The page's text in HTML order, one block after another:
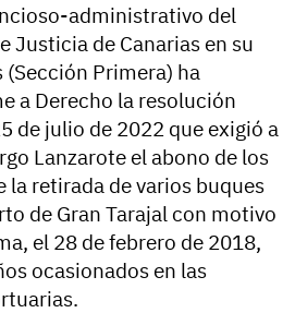
administrativo del
Justicia de Canarias en su
(Sección Primera) ha
a Derecho la resolución
de julio de 2022 que exigió a
Lanzarote el abono de los
la retirada de varios buques
de Gran Tarajal con motivo
el 28 de febrero de 2018,
ocasionados en las